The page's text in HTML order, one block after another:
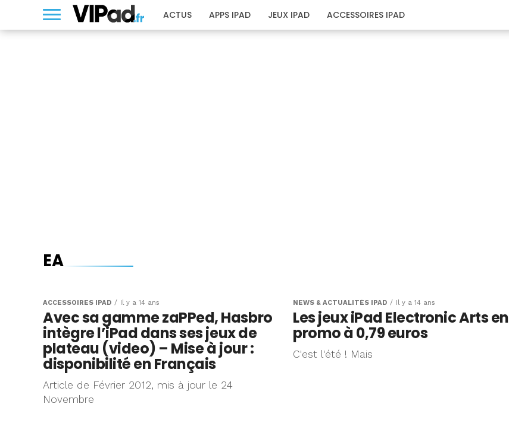
ACTUS APPS IPAD JEUX IPAD ACCESSOIRES IPAD
classiques se la jouent
freemium sur iPad (et
iPhone)
Le beau temps et la chaleur tardent
EA
ACCESSOIRES IPAD Il y a 14 ans
Avec sa gamme zaPPed, Hasbro
intègre l’iPad dans ses jeux de
plateau (video) – Mise à jour :
disponibilité en Français
Article de Février 2012, mis à jour le 24
Novembre
NEWS & ACTUALITÉS IPAD Il y a 14 ans
Les jeux iPad Electronic Arts en
promo à 0,79 euros
C'est l'été ! Mais